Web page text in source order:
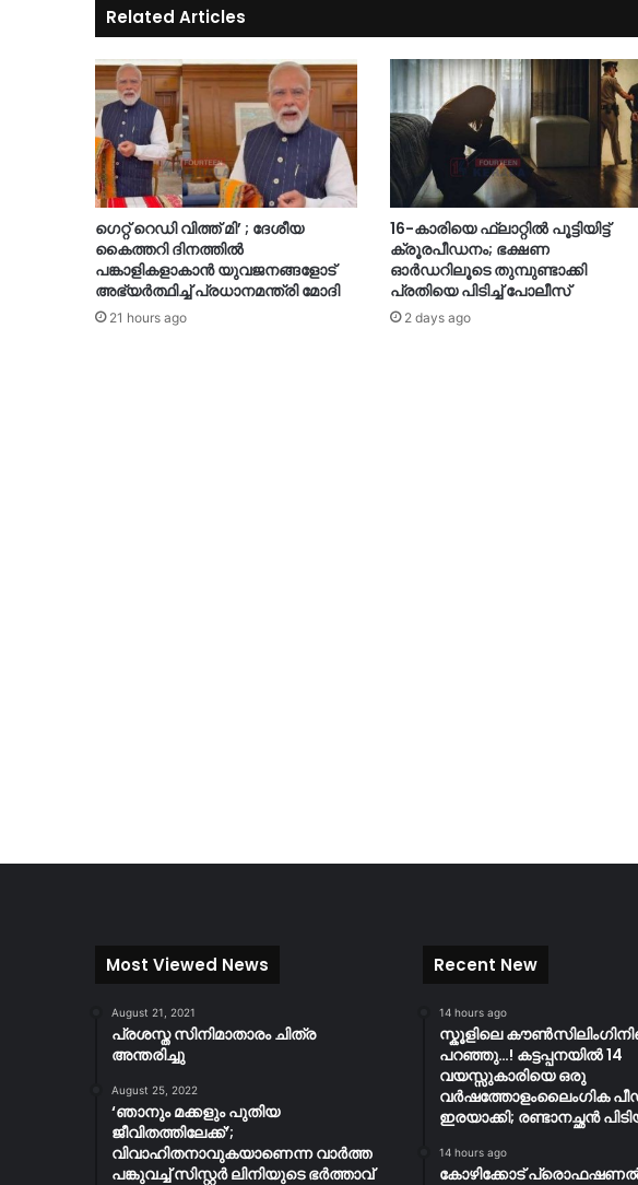
Related Articles
ഗെറ്റ് റെഡി വിത്ത് മി’ ; ദേശീയ
കൈത്തറി ദിനത്തിൽ
പങ്കാളികളാകാൻ യുവജനങ്ങളോട്
അഭ്യർത്ഥിച്ച് പ്രധാനമന്ത്രി മോദി
21 hours ago
16-കാരിയെ ഫ്ലാറ്റിൽ പൂട്ടിയിട്ട്
ക്രൂരപീഡനം; ഭക്ഷണ
ഓർഡറിലൂടെ തുമ്പുണ്ടാക്കി
പ്രതിയെ പിടിച്ച് പോലീസ്
2 days ago
Most Viewed News
August 21, 2021
പ്രശസ്ത സിനിമാതാരം ചിത്ര
അന്തരിച്ചു
August 25, 2022
‘ഞാനും മക്കളും പുതിയ
ജീവിതത്തിലേക്ക്’;
വിവാഹിതനാവുകയാണെന്ന വാർത്ത
പങ്കുവച്ച് സിസ്റ്റർ ലിനിയുടെ ഭർത്താവ്
Recent New
14 hours ago
സ്കൂളിലെ
പറഞ്ഞു…! കട്ടപ്പനയിൽ 14
വയസ്സുകാരിയെ ഒരു
വർഷത്തോളംലൈംഗിക
ഇരയാക്കി; രണ്ടാനച്ഛൻ
14 hours ago
കോഴിക്കോട്